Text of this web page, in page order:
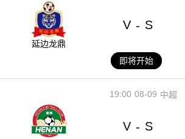
延边龙鼎
V - S
即将开始
08-09
19:00 中超
V - S